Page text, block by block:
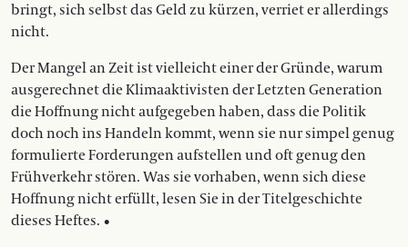
bringt, sich selbst das Geld zu kürzen, verriet er allerdings
nicht.
Der Mangel an Zeit ist vielleicht einer der Gründe, warum
ausgerechnet die Klimaaktivisten der Letzten Generation
die Hoffnung nicht aufgegeben haben, dass die Politik
doch noch ins Handeln kommt, wenn sie nur simpel genug
formulierte Forderungen aufstellen und oft genug den
Frühverkehr stören. Was sie vorhaben, wenn sich diese
Hoffnung nicht erfüllt, lesen Sie in der Titelgeschichte
dieses Heftes. •